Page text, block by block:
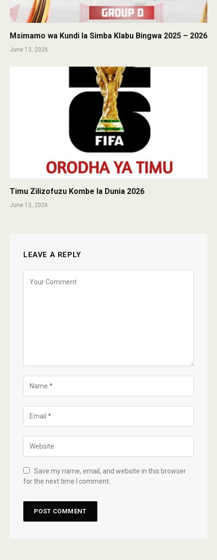
Msimamo wa Kundi la Simba Klabu Bingwa 2025 – 2026
June 13, 2026
Timu Zilizofuzu Kombe la Dunia 2026
June 13, 2026
LEAVE A REPLY
Save my name, email, and website in this browser
for the next time I comment.